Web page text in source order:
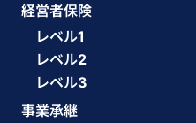
経営者保険
レベル1
レベル2
レベル3
事業承継